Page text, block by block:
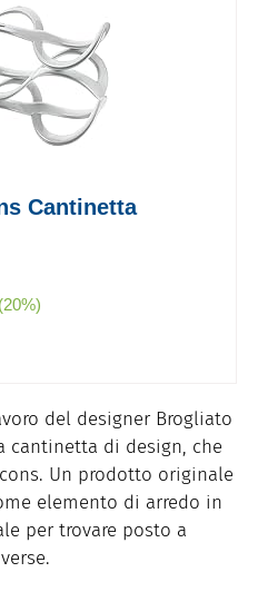
Cantinetta
del designer Brogliato
cantinetta di design, che
Un prodotto originale
elemento di arredo in
per trovare posto a